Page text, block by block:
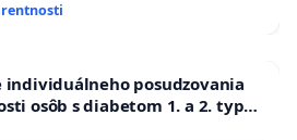
individuálneho posudzovania
osôb s diabetom 1. a 2. typu
zboru SR